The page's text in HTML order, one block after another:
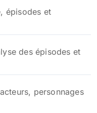
épisodes et
des épisodes et
personnages